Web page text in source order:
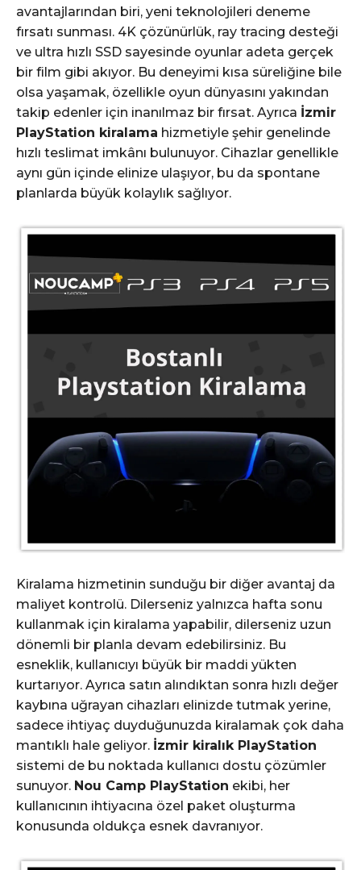
avantajlarından biri, yeni teknolojileri deneme
fırsatı sunması. 4K çözünürlük, ray tracing desteği
ve ultra hızlı SSD sayesinde oyunlar adeta gerçek
bir film gibi akıyor. Bu deneyimi kısa süreliğine bile
olsa yaşamak, özellikle oyun dünyasını yakından
takip edenler için inanılmaz bir fırsat. Ayrıca İzmir
PlayStation kiralama hizmetiyle şehir genelinde
hızlı teslimat imkânı bulunuyor. Cihazlar genellikle
aynı gün içinde elinize ulaşıyor, bu da spontane
planlarda büyük kolaylık sağlıyor.
Kiralama hizmetinin sunduğu bir diğer avantaj da
maliyet kontrolü. Dilerseniz yalnızca hafta sonu
kullanmak için kiralama yapabilir, dilerseniz uzun
dönemli bir planla devam edebilirsiniz. Bu
esneklik, kullanıcıyı büyük bir maddi yükten
kurtarıyor. Ayrıca satın alındıktan sonra hızlı değer
kaybına uğrayan cihazları elinizde tutmak yerine,
sadece ihtiyaç duyduğunuzda kiralamak çok daha
mantıklı hale geliyor. İzmir kiralık PlayStation
sistemi de bu noktada kullanıcı dostu çözümler
sunuyor. Nou Camp PlayStation ekibi, her
kullanıcının ihtiyacına özel paket oluşturma
konusunda oldukça esnek davranıyor.